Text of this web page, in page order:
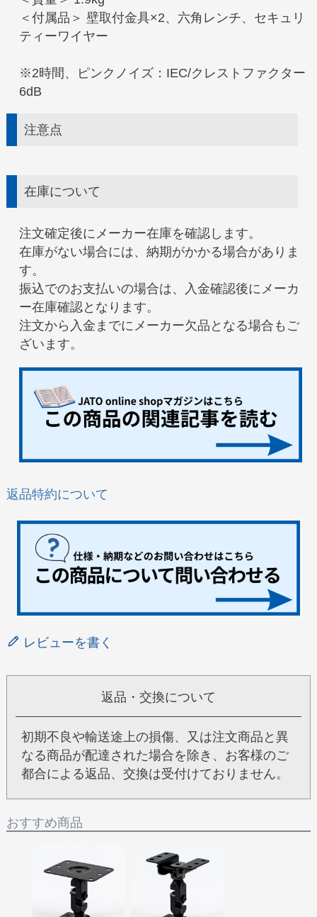
＜付属品＞ 壁取付金具×2、六角レンチ、セキュリ
ティーワイヤー
※2時間、ピンクノイズ：IEC/クレストファクター
6dB
注意点
在庫について
注文確定後にメーカー在庫を確認します。
在庫がない場合には、納期がかかる場合がありま
す。
振込でのお支払いの場合は、入金確認後にメーカ
ー在庫確認となります。
注文から入金までにメーカー欠品となる場合もご
ざいます。
返品特約について
レビューを書く
返品・交換について
初期不良や輸送途上の損傷、又は注文商品と異
なる商品が配達された場合を除き、お客様のご
都合による返品、交換は受付けておりません。
おすすめ商品